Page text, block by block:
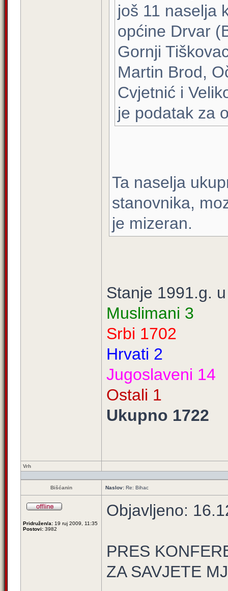
još 11 naselja
općine Drvar
Gornji
Martin Brod,
Cvjetnić i
je podatak za
Ta naselja
stanovnika,
je mizeran.
Stanje 1991.g.
Muslimani 3
Srbi 1702
Hrvati 2
Jugoslaveni 14
Ostali 1
Ukupno 1722
Vrh
Bišćanin Naslov: Re: Bihac
Pridružen/a: 19 ruj 2009, 11:35
Postovi: 3982
Objavljeno:
PRES
ZA SAVJETE